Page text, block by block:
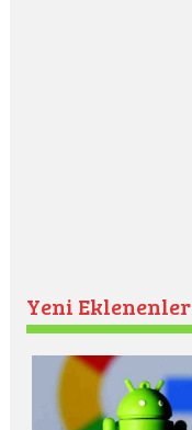
Yeni Eklenenler